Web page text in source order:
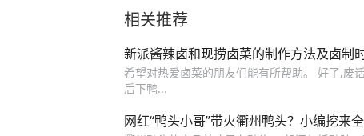
相关推荐
新派酱辣卤和现捞卤菜的制作方法及卤制
希望对热爱卤菜的朋友们能有所帮助。 好了,废
后下鸭...
网红“鸭头小哥”带火衢州鸭头？小编挖来